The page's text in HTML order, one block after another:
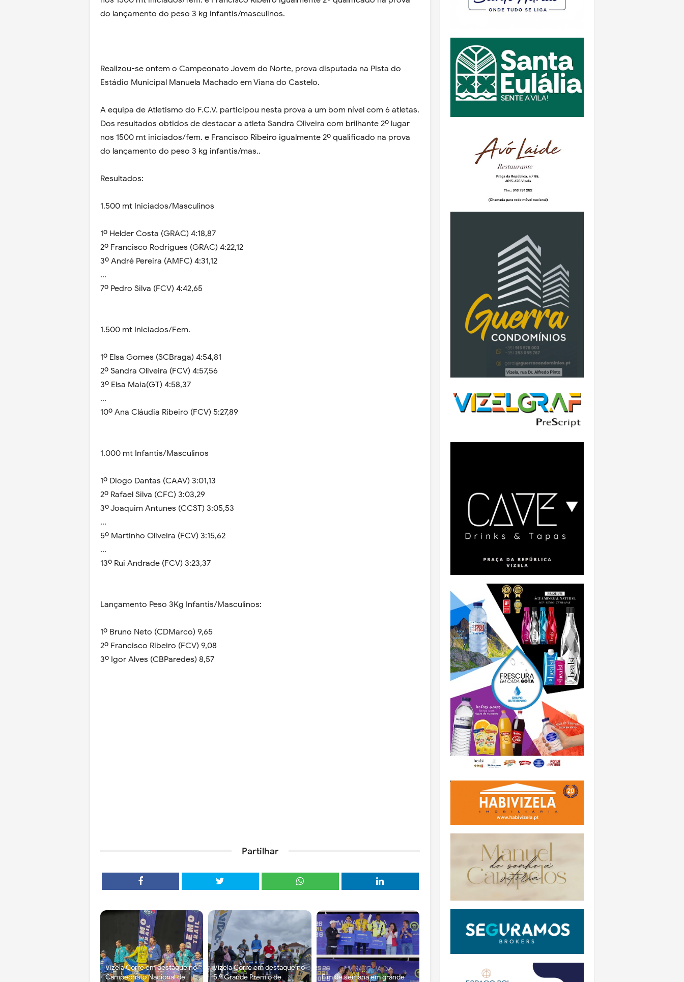
do lançamento do peso 3 kg infantis/masculinos.
Realizou-se ontem o Campeonato Jovem do Norte, prova disputada na Pista do
Estádio Municipal Manuela Machado em Viana do Castelo.
A equipa de Atletismo do F.C.V. participou nesta prova a um bom nível com 6 atletas.
Dos resultados obtidos de destacar a atleta Sandra Oliveira com brilhante 2º lugar
nos 1500 mt iniciados/fem. e Francisco Ribeiro igualmente 2º qualificado na prova
do lançamento do peso 3 kg infantis/mas..
Resultados:
1.500 mt Iniciados/Masculinos
1º Helder Costa (GRAC) 4:18,87
2º Francisco Rodrigues (GRAC) 4:22,12
3º André Pereira (AMFC) 4:31,12
...
7º Pedro Silva (FCV) 4:42,65
1.500 mt Iniciados/Fem.
1º Elsa Gomes (SCBraga) 4:54,81
2º Sandra Oliveira (FCV) 4:57,56
3º Elsa Maia(GT) 4:58,37
...
10º Ana Cláudia Ribeiro (FCV) 5:27,89
1.000 mt Infantis/Masculinos
1º Diogo Dantas (CAAV) 3:01,13
2º Rafael Silva (CFC) 3:03,29
3º Joaquim Antunes (CCST) 3:05,53
...
5º Martinho Oliveira (FCV) 3:15,62
...
13º Rui Andrade (FCV) 3:23,37
Lançamento Peso 3Kg Infantis/Masculinos:
1º Bruno Neto (CDMarco) 9,65
2º Francisco Ribeiro (FCV) 9,08
3º Igor Alves (CBParedes) 8,57
Partilhar
Vizela Corre em destaque no
Campeonato Nacional de
Vizela Corre em destaque no
5.º Grande Prémio de
Fim de semana em grande